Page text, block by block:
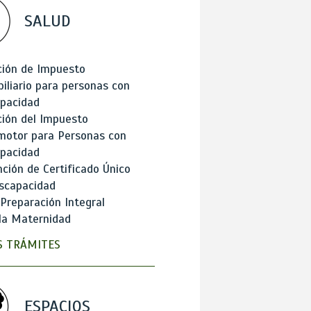
SALUD
de Impuesto
para personas con
del Impuesto
para Personas con
de Certificado Único
Integral
Maternidad
TRÁMITES
ESPACIOS